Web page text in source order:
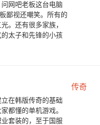
网吧老板这台电脑
鄙视还嘲笑。所有的
。还有很多家族，
太子和先锋的小孩
传奇
在韩版传奇的基础
都懂的单机游戏。
套装的，至于国服